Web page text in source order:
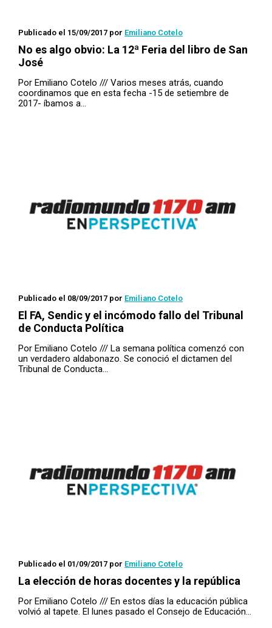
Publicado el 15/09/2017 por Emiliano Cotelo
No es algo obvio: La 12ª Feria del libro de San
José
Por Emiliano Cotelo /// Varios meses atrás, cuando
coordinamos que en esta fecha -15 de setiembre de
2017- íbamos a…
Publicado el 08/09/2017 por Emiliano Cotelo
El FA, Sendic y el incómodo fallo del Tribunal
de Conducta Política
Por Emiliano Cotelo /// La semana política comenzó con
un verdadero aldabonazo. Se conoció el dictamen del
Tribunal de Conducta…
Publicado el 01/09/2017 por Emiliano Cotelo
La elección de horas docentes y la república
Por Emiliano Cotelo /// En estos días la educación pública
volvió al tapete. El lunes pasado el Consejo de Educación…